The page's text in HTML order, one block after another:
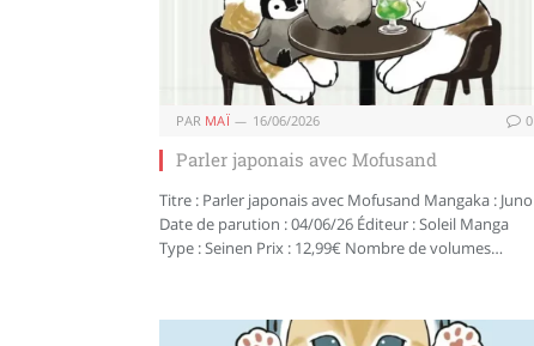
PAR MAÏ 16/06/2026 0
Parler japonais avec Mofusand
Titre : Parler japonais avec Mofusand Mangaka : Juno
Date de parution : 04/06/26 Éditeur : Soleil Manga
Type : Seinen Prix : 12,99€ Nombre de volumes…